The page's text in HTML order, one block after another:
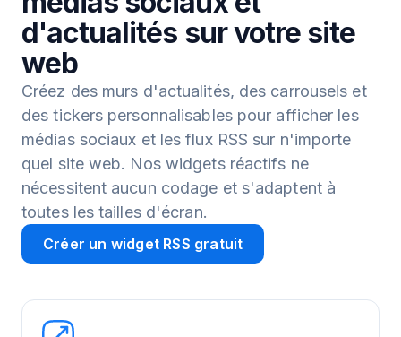
d'actualités sur votre site
web
Créez des murs d'actualités, des carrousels et
des tickers personnalisables pour afficher les
médias sociaux et les flux RSS sur n'importe
quel site web. Nos widgets réactifs ne
nécessitent aucun codage et s'adaptent à
toutes les tailles d'écran.
Créer un widget RSS gratuit